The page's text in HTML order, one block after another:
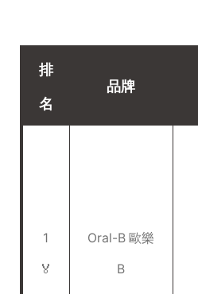
排
名
品牌
1
🏅️
Oral-B 歐樂
B